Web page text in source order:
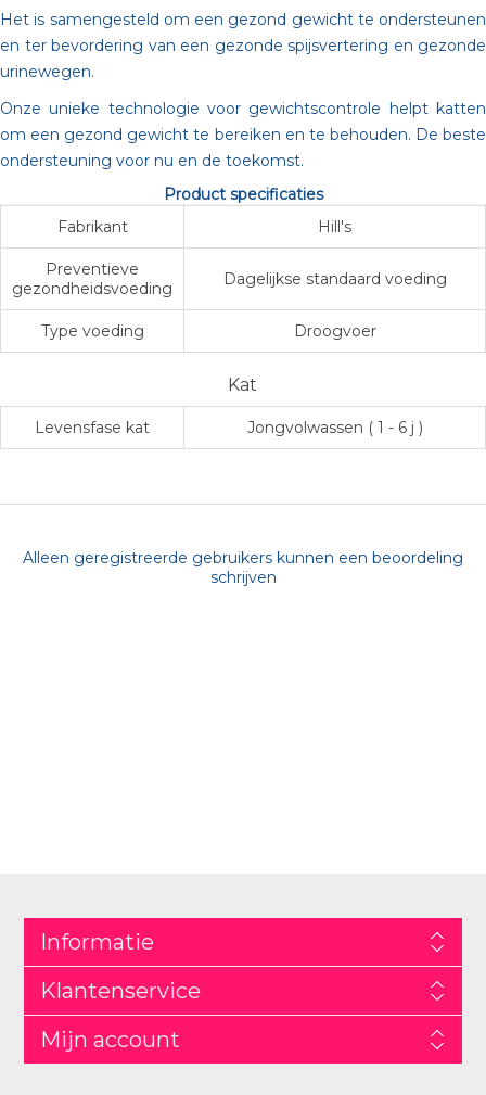
Het is samengesteld om een gezond gewicht te ondersteunen
en ter bevordering van een gezonde spijsvertering en gezonde
urinewegen.
Onze unieke technologie voor gewichtscontrole helpt katten
om een gezond gewicht te bereiken en te behouden. De beste
ondersteuning voor nu en de toekomst.
Product specificaties
Fabrikant
Hill's
Preventieve
gezondheidsvoeding
Dagelijkse standaard voeding
Type voeding Droogvoer
Kat
Levensfase kat Jongvolwassen ( 1 - 6 j )
Alleen geregistreerde gebruikers kunnen een beoordeling
schrijven
Informatie
Klantenservice
Mijn account